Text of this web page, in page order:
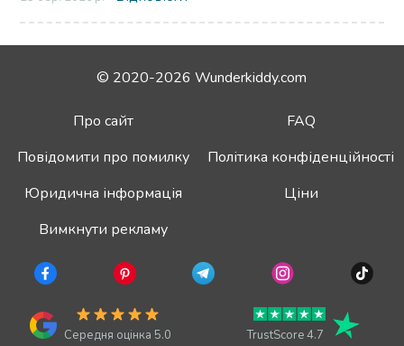
© 2020-2026 Wunderkiddy.com
Про сайт
FAQ
Повідомити про помилку
Політика конфіденційності
Юридична інформація
Ціни
Вимкнути рекламу
Середня оцінка 5.0 TrustScore 4.7